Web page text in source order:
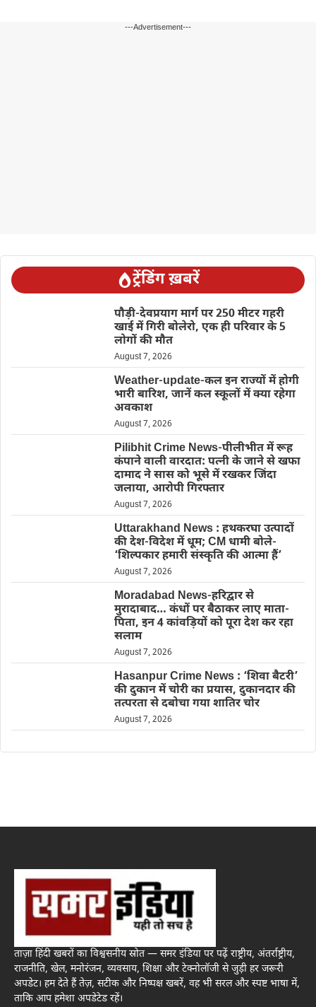
---Advertisement---
ट्रेंडिंग ख़बरें
पौड़ी-देवप्रयाग मार्ग पर 250 मीटर गहरी
खाई में गिरी बोलेरो, एक ही परिवार के 5
लोगों की मौत
August 7, 2026
Weather-update-कल इन राज्यों में होगी
भारी बारिश, जानें कल स्कूलों में क्या रहेगा
अवकाश
August 7, 2026
Pilibhit Crime News-पीलीभीत में रूह
कंपाने वाली वारदात: पत्नी के जाने से खफा
दामाद ने सास को भूसे में रखकर जिंदा
जलाया, आरोपी गिरफ्तार
August 7, 2026
Uttarakhand News : हथकरघा उत्पादों
की देश-विदेश में धूम; CM धामी बोले-
‘शिल्पकार हमारी संस्कृति की आत्मा हैं’
August 7, 2026
Moradabad News-हरिद्वार से
मुरादाबाद… कंधों पर बैठाकर लाए माता-
पिता, इन 4 कांवड़ियों को पूरा देश कर रहा
सलाम
August 7, 2026
Hasanpur Crime News : ‘शिवा बैटरी’
की दुकान में चोरी का प्रयास, दुकानदार की
तत्परता से दबोचा गया शातिर चोर
August 7, 2026
ताज़ा हिंदी खबरों का विश्वसनीय स्रोत — समर इंडिया पर पढ़ें राष्ट्रीय, अंतर्राष्ट्रीय,
राजनीति, खेल, मनोरंजन, व्यवसाय, शिक्षा और टेक्नोलॉजी से जुड़ी हर जरूरी
अपडेट। हम देते हैं तेज़, सटीक और निष्पक्ष खबरें, वह भी सरल और स्पष्ट भाषा में,
ताकि आप हमेशा अपडेटेड रहें।